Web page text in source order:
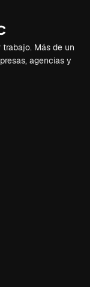
Más de un
agencias y